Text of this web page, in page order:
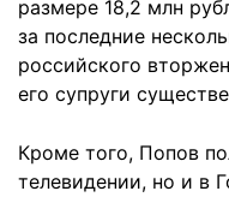
размере 18,2 млн
за последние
российского
его супруги
Кроме того, Попов
телевидении, но и в